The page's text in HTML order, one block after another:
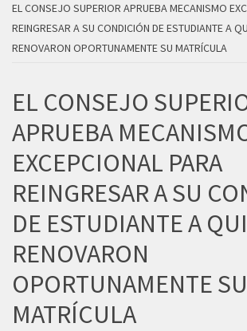
EL CONSEJO SUPERIOR APRUEBA MECANISMO
REINGRESAR A SU CONDICIÓN DE ESTUDIANTE A
RENOVARON OPORTUNAMENTE SU MATRÍCULA
EL CONSEJO
APRUEBA
EXCEPCIONAL PARA
REINGRESAR A SU
DE ESTUDIANTE A
RENOVARON
OPORTUNAMENTE SU
MATRÍCULA